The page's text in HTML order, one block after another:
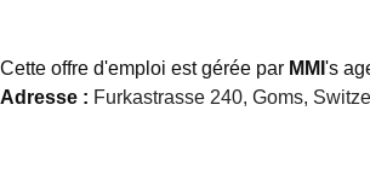
Cette offre d'emploi est gérée par MMI 's
Adresse : Furkastrasse 240, Goms,